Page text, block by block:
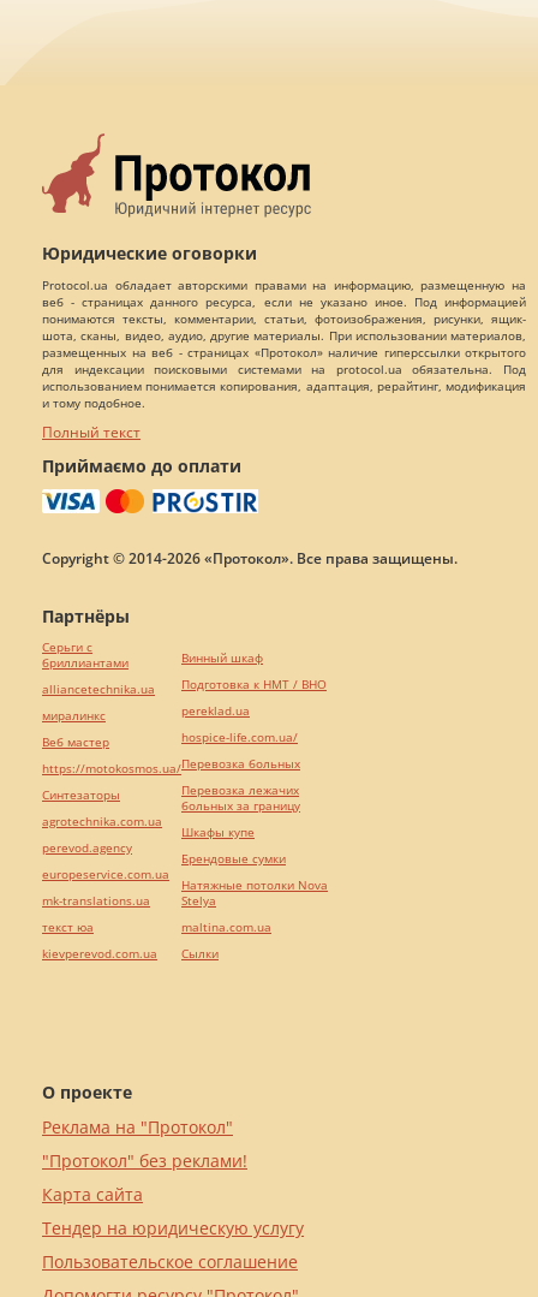
Юридические оговорки
Protocol.ua обладает авторскими правами на информацию, размещенную на
веб - страницах данного ресурса, если не указано иное. Под информацией
понимаются тексты, комментарии, статьи, фотоизображения, рисунки, ящик-
шота, сканы, видео, аудио, другие материалы. При использовании материалов,
размещенных на веб - страницах «Протокол» наличие гиперссылки открытого
для индексации поисковыми системами на protocol.ua обязательна. Под
использованием понимается копирования, адаптация, рерайтинг, модификация
и тому подобное.
Полный текст
Приймаємо до оплати
Copyright © 2014-2026 «Протокол». Все права защищены.
О проекте
Реклама на "Протокол"
"Протокол" без реклами!
Карта сайта
Тендер на юридическую услугу
Пользовательское соглашение
Партнёры
Серьги с
бриллиантами
alliancetechnika.ua
миралинкс
Веб мастер
https://motokosmos.ua/
Синтезаторы
agrotechnika.com.ua
perevod.agency
europeservice.com.ua
mk-translations.ua
текст юа
kievperevod.com.ua
Винный шкаф
Подготовка к НМТ / ВНО
pereklad.ua
hospice-life.com.ua/
Перевозка больных
Перевозка лежачих
больных за границу
Шкафы купе
Брендовые сумки
Натяжные потолки Nova
Stelya
maltina.com.ua
Cылки